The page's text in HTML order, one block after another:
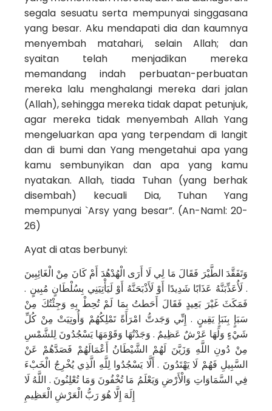
segala sesuatu serta mempunyai singgasana
yang besar. Aku mendapati dia dan kaumnya
menyembah matahari, selain Allah; dan
syaitan telah menjadikan mereka
memandang indah perbuatan-perbuatan
mereka lalu menghalangi mereka dari jalan
(Allah), sehingga mereka tidak dapat petunjuk,
agar mereka tidak menyembah Allah Yang
mengeluarkan apa yang terpendam di langit
dan di bumi dan Yang mengetahui apa yang
kamu sembunyikan dan apa yang kamu
nyatakan. Allah, tiada Tuhan (yang berhak
disembah) kecuali Dia, Tuhan Yang
mempunyai `Arsy yang besar”. (An-Naml: 20-
26)
Ayat di atas berbunyi:
وَتَفَقَّدَ الطَّيْرَ فَقَالَ مَا لِي لَا أَرَى الْهُدْهُدَ أَمْ كَانَ مِنْ الْغَائِبِينَ
. لَأُعَذِّبَنَّهُ عَذَابًا شَدِيدًا أَوْ لَأَذْبَحَنَّهُ أَوْ لَيَأْتِيَنِي بِسُلْطَانٍ مُبِينٍ .
فَمَكَثَ غَيْرَ بَعِيدٍ فَقَالَ أَحَطتُ بِمَا لَمْ تُحِطْ بِهِ وَجِئْتُكَ مِنْ
سَبَإٍ بِنَبَإٍ يَقِينٍ . إِنِّي وَجَدتُّ امْرَأَةً تَمْلِكُهُمْ وَأُوتِيَتْ مِنْ كُلِّ
شَيْءٍ وَلَهَا عَرْشٌ عَظِيمٌ . وَجَدْتُهَا وَقَوْمَهَا يَسْجُدُونَ لِلشَّمْسِ
مِنْ دُونِ اللَّهِ وَزَيَّنَ لَهُمْ الشَّيْطَانُ أَعْمَالَهُمْ فَصَدَّهُمْ عَنْ
السَّبِيلِ فَهُمْ لَا يَهْتَدُونَ . أَلَّا يَسْجُدُوا لِلَّهِ الَّذِي يُخْرِجُ الْخَبْءَ
فِي السَّمَاوَاتِ وَالْأَرْضِ وَيَعْلَمُ مَا تُخْفُونَ وَمَا تُعْلِنُونَ . اللَّهُ لَا
إِلَهَ إِلَّا هُوَ رَبُّ الْعَرْشِ الْعَظِيمِ